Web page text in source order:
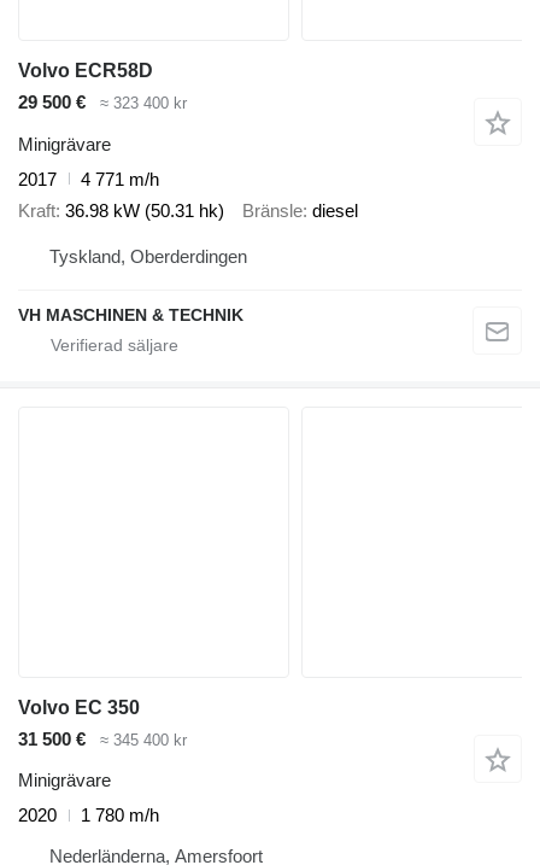
Volvo ECR58D
29 500 €
≈ 323 400 kr
Minigrävare
2017
4 771 m/h
Kraft 36.98 kW (50.31 hk) Bränsle diesel
Tyskland, Oberderdingen
VH MASCHINEN & TECHNIK
Volvo EC 350
31 500 €
≈ 345 400 kr
Minigrävare
2020
1 780 m/h
Nederländerna, Amersfoort